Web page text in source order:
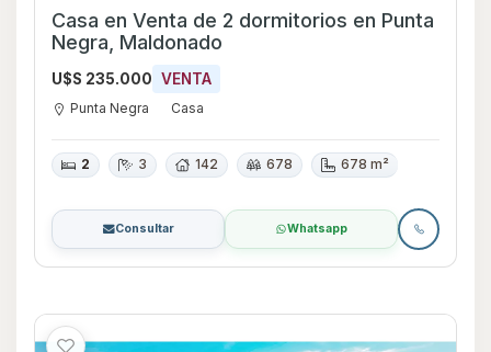
Casa en Venta de 2 dormitorios en Punta
Negra, Maldonado
U$S 235.000 VENTA
Punta Negra Casa
2 3 142 678 678 m²
Consultar Whatsapp